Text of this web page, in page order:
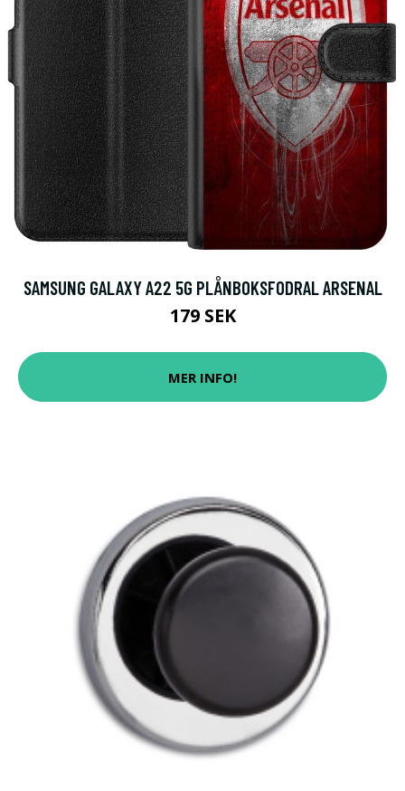
SAMSUNG GALAXY A22 5G PLÅNBOKSFODRAL ARSENAL
179 SEK
MER INFO!